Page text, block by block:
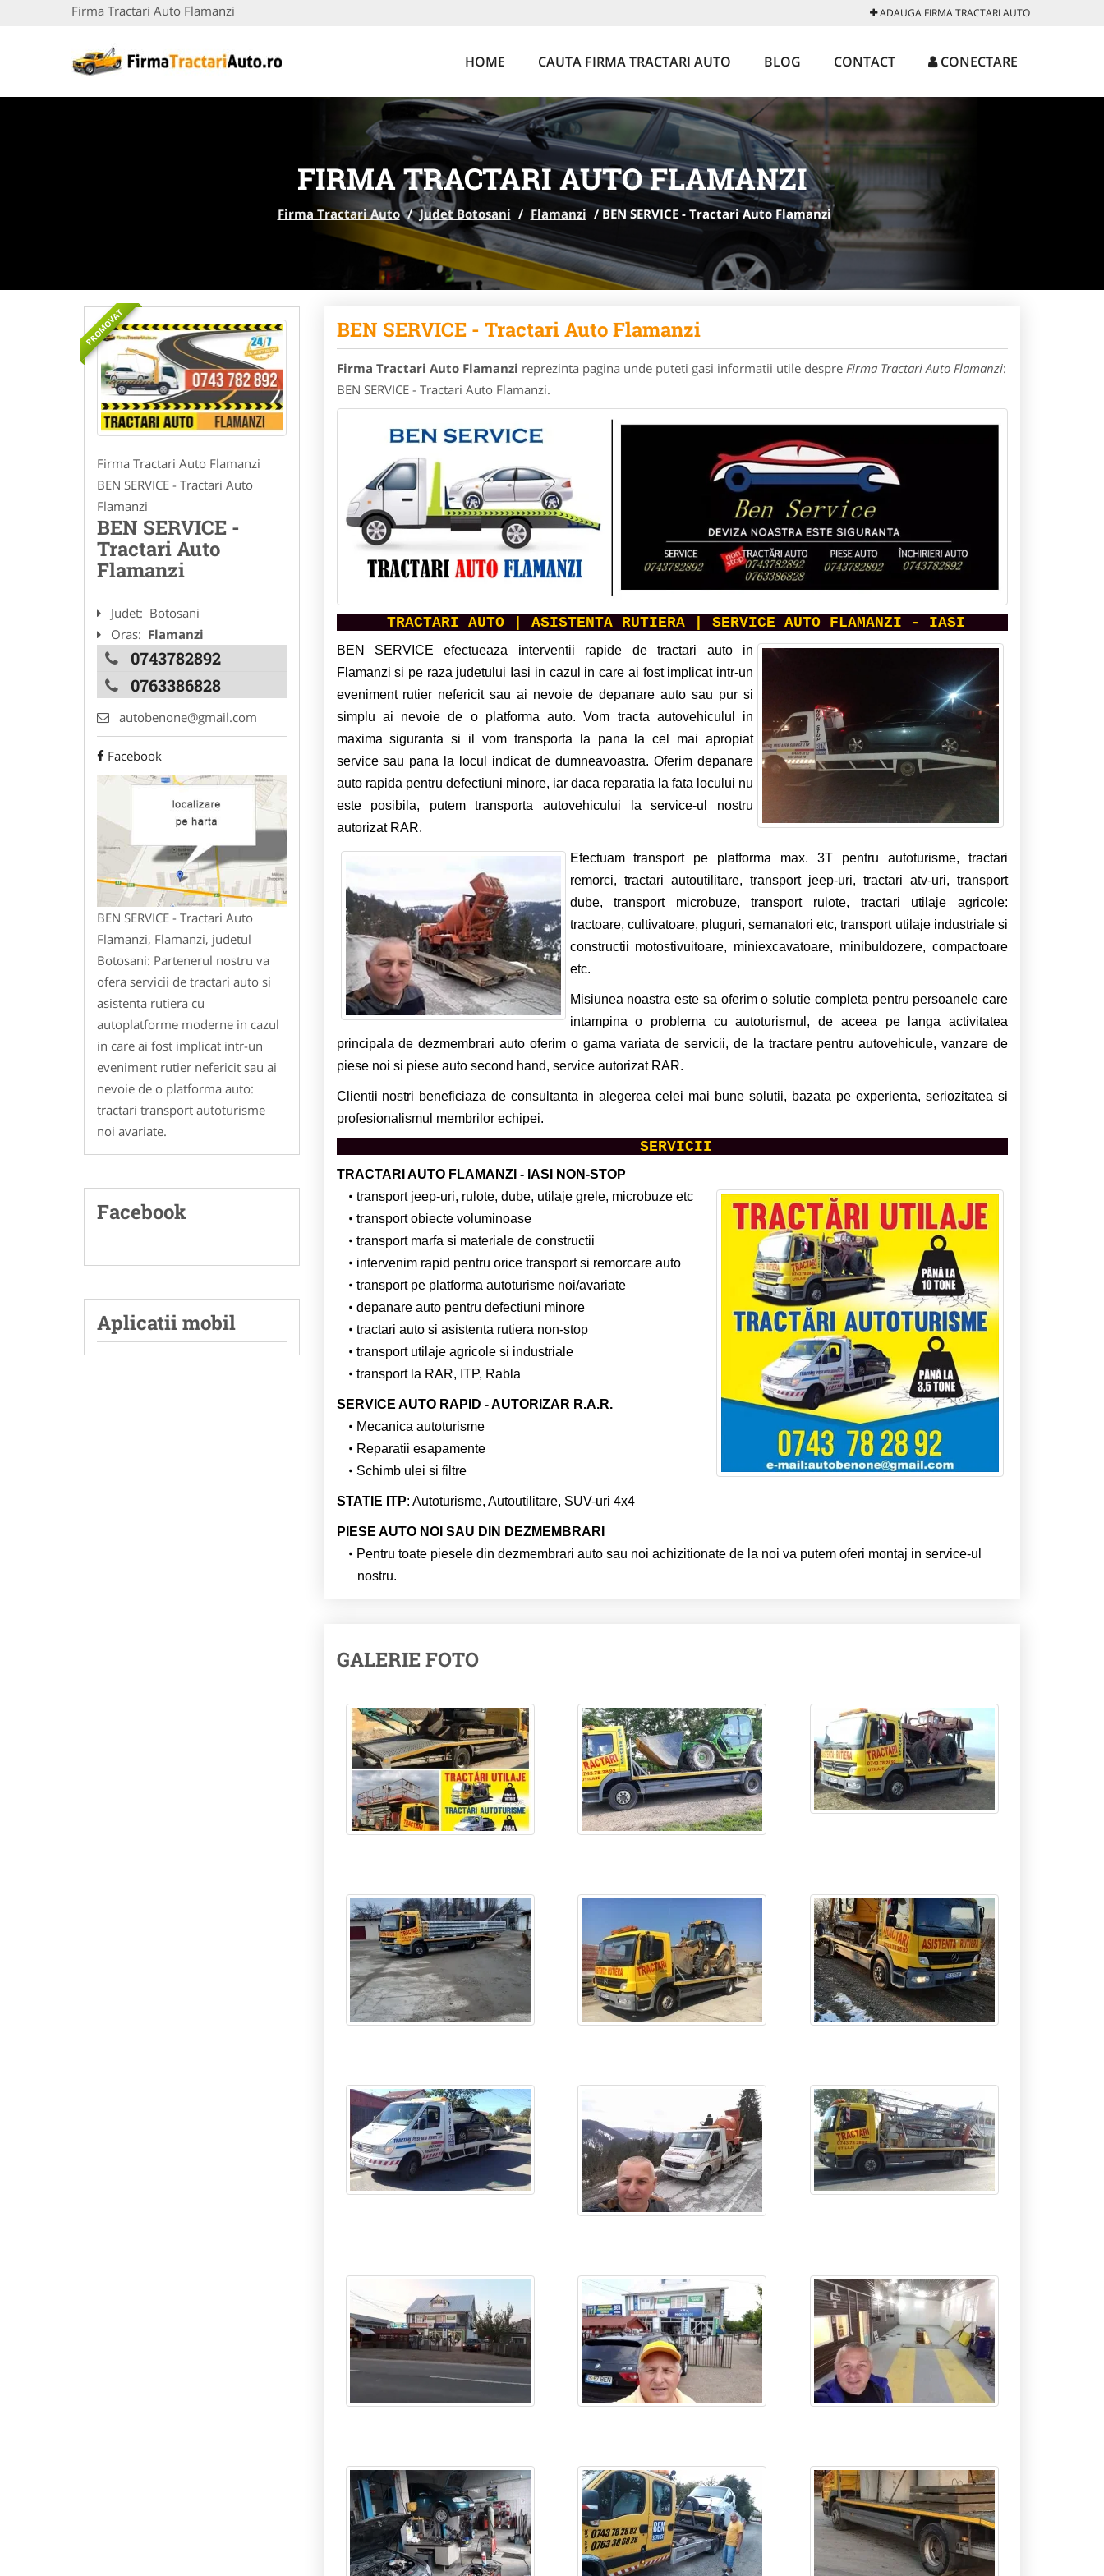
Firma Tractari Auto Flamanzi ADAUGA FIRMA TRACTARI AUTO
HOME CAUTA FIRMA TRACTARI AUTO BLOG CONTACT CONECTARE
FIRMA TRACTARI AUTO FLAMANZI
Firma Tractari Auto / Judet Botosani / Flamanzi / BEN SERVICE - Tractari Auto Flamanzi
PROMOVAT
Firma Tractari Auto Flamanzi
BEN SERVICE - Tractari Auto
Flamanzi
BEN SERVICE -
Tractari Auto
Flamanzi
Judet: Botosani
Oras: Flamanzi
0743782892
0763386828
autobenone@gmail.com
Facebook
BEN SERVICE - Tractari Auto
Flamanzi, Flamanzi, judetul
Botosani: Partenerul nostru va
ofera servicii de tractari auto si
asistenta rutiera cu
autoplatforme moderne in cazul
in care ai fost implicat intr-un
eveniment rutier nefericit sau ai
nevoie de o platforma auto:
tractari transport autoturisme
noi avariate.
Facebook
Aplicatii mobil
BEN SERVICE - Tractari Auto Flamanzi
Firma Tractari Auto Flamanzi reprezinta pagina unde puteti gasi informatii utile despre Firma Tractari Auto Flamanzi:
BEN SERVICE - Tractari Auto Flamanzi.
TRACTARI AUTO | ASISTENTA RUTIERA | SERVICE AUTO FLAMANZI - IASI
BEN SERVICE efectueaza interventii rapide de tractari auto in
Flamanzi si pe raza judetului Iasi in cazul in care ai fost implicat intr-un
eveniment rutier nefericit sau ai nevoie de depanare auto sau pur si
simplu ai nevoie de o platforma auto. Vom tracta autovehiculul in
maxima siguranta si il vom transporta la pana la cel mai apropiat
service sau pana la locul indicat de dumneavoastra. Oferim depanare
auto rapida pentru defectiuni minore, iar daca reparatia la fata locului nu
este posibila, putem transporta autovehicului la service-ul nostru
autorizat RAR.
Efectuam transport pe platforma max. 3T pentru autoturisme, tractari
remorci, tractari autoutilitare, transport jeep-uri, tractari atv-uri, transport
dube, transport microbuze, transport rulote, tractari utilaje agricole:
tractoare, cultivatoare, pluguri, semanatori etc, transport utilaje industriale si
constructii motostivuitoare, miniexcavatoare, minibuldozere, compactoare
etc.
Misiunea noastra este sa oferim o solutie completa pentru persoanele care
intampina o problema cu autoturismul, de aceea pe langa activitatea
principala de dezmembrari auto oferim o gama variata de servicii, de la tractare pentru autovehicule, vanzare de
piese noi si piese auto second hand, service autorizat RAR.
Clientii nostri beneficiaza de consultanta in alegerea celei mai bune solutii, bazata pe experienta, seriozitatea si
profesionalismul membrilor echipei.
SERVICII
TRACTARI AUTO FLAMANZI - IASI NON-STOP
transport jeep-uri, rulote, dube, utilaje grele, microbuze etc
transport obiecte voluminoase
transport marfa si materiale de constructii
intervenim rapid pentru orice transport si remorcare auto
transport pe platforma autoturisme noi/avariate
depanare auto pentru defectiuni minore
tractari auto si asistenta rutiera non-stop
transport utilaje agricole si industriale
transport la RAR, ITP, Rabla
SERVICE AUTO RAPID - AUTORIZAR R.A.R.
Mecanica autoturisme
Reparatii esapamente
Schimb ulei si filtre
STATIE ITP: Autoturisme, Autoutilitare, SUV-uri 4x4
PIESE AUTO NOI SAU DIN DEZMEMBRARI
Pentru toate piesele din dezmembrari auto sau noi achizitionate de la noi va putem oferi montaj in service-ul
nostru.
GALERIE FOTO